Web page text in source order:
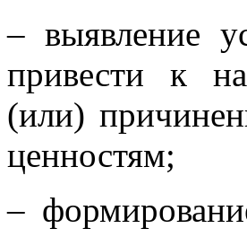
– выявление
привести к
(или)
ценностям;
–